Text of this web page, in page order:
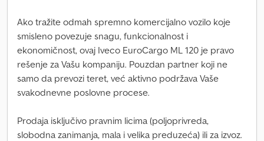
Ako tražite odmah spremno komercijalno vozilo koje
smisleno povezuje snagu, funkcionalnost i
ekonomičnost, ovaj Iveco EuroCargo ML 120 je pravo
rešenje za Vašu kompaniju. Pouzdan partner koji ne
samo da prevozi teret, već aktivno podržava Vaše
svakodnevne poslovne procese.
Prodaja isključivo pravnim licima (poljoprivreda,
slobodna zanimanja, mala i velika preduzeća) ili za izvoz.